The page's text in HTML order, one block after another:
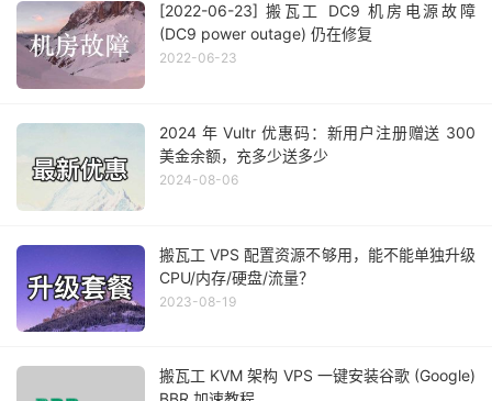
[2022-06-23] 搬瓦工 DC9 机房电源故障
(DC9 power outage) 仍在修复
2022-06-23
2024 年 Vultr 优惠码：新用户注册赠送 300
美金余额，充多少送多少
2024-08-06
搬瓦工 VPS 配置资源不够用，能不能单独升级
CPU/内存/硬盘/流量？
2023-08-19
搬瓦工 KVM 架构 VPS 一键安装谷歌 (Google)